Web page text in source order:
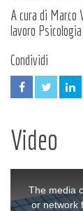
A cura di Marco
lavoro
Condividi
Video
The media
or network